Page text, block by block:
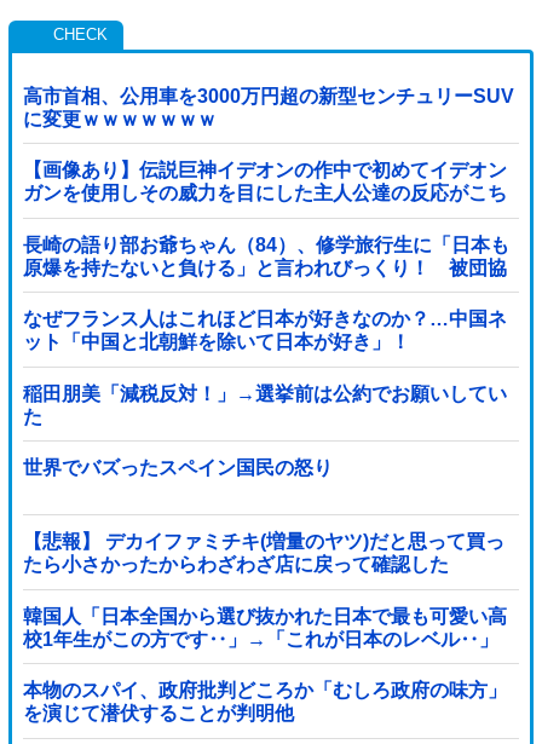
高市首相、公用車を3000万円超の新型センチュリーSUV
に変更ｗｗｗｗｗｗｗ
【画像あり】伝説巨神イデオンの作中で初めてイデオン
ガンを使用しその威力を目にした主人公達の反応がこち
ら…
長崎の語り部お爺ちゃん（84）、修学旅行生に「日本も
原爆を持たないと負ける」と言われびっくり！ 被団協
代表（85）も中学生に「核を持たないで日本...
なぜフランス人はこれほど日本が好きなのか？…中国ネ
ット「中国と北朝鮮を除いて日本が好き」！
稲田朋美「減税反対！」→選挙前は公約でお願いしてい
た
世界でバズったスペイン国民の怒り
【悲報】 デカイファミチキ(増量のヤツ)だと思って買っ
たら小さかったからわざわざ店に戻って確認した
ら！！！！
韓国人「日本全国から選び抜かれた日本で最も可愛い高
校1年生がこの方です‥」→「これが日本のレベル‥」
本物のスパイ、政府批判どころか「むしろ政府の味方」
を演じて潜伏することが判明他